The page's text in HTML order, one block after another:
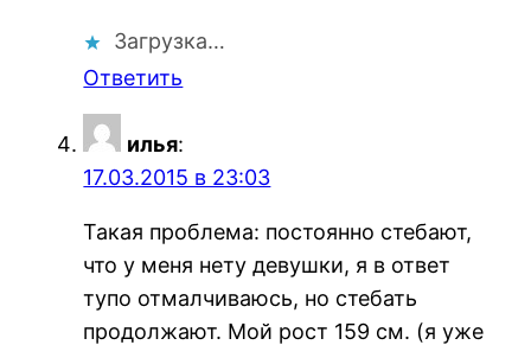
Загрузка…
Ответить
илья:
17.03.2015 в 23:03
Такая проблема: постоянно стебают,
что у меня нету девушки, я в ответ
тупо отмалчиваюсь, но стебать
продолжают. Мой рост 159 см. (я уже